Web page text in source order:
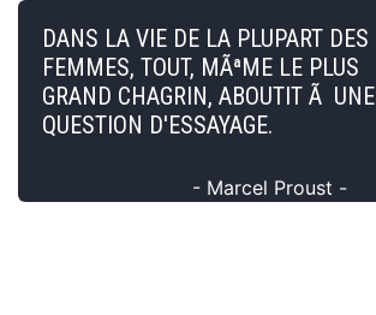
DANS LA VIE DE LA PLUPART DES
FEMMES, TOUT, MÃªME LE PLUS
GRAND CHAGRIN, ABOUTIT Ã UNE
QUESTION D'ESSAYAGE.
- Marcel Proust -